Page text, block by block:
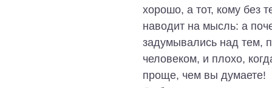
хорошо, а тот, кому без
наводит на мысль: а
задумывались над тем,
человеком, и плохо,
проще, чем вы думаете!